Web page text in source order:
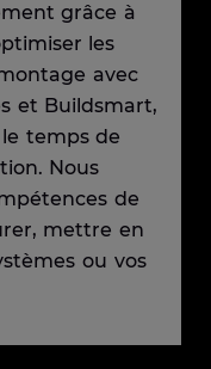
grâce à
les
avec
et Buildsmart,
temps de
Nous
de
mettre en
ou vos